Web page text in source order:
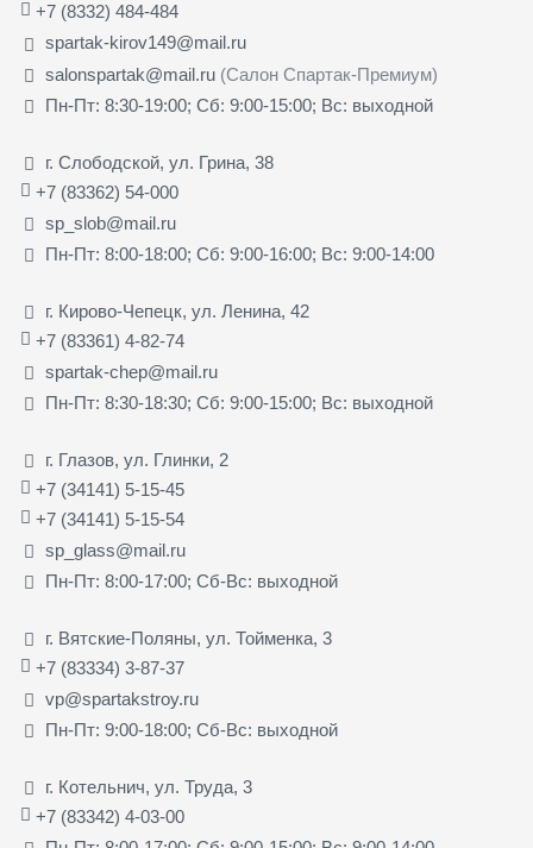
+7 (8332) 484-484
spartak-kirov149@mail.ru
salonspartak@mail.ru (Салон Спартак-Премиум)
Пн-Пт: 8:30-19:00; Сб: 9:00-15:00; Вс: выходной
г. Слободской, ул. Грина, 38
+7 (83362) 54-000
sp_slob@mail.ru
Пн-Пт: 8:00-18:00; Сб: 9:00-16:00; Вс: 9:00-14:00
г. Кирово-Чепецк, ул. Ленина, 42
+7 (83361) 4-82-74
spartak-chep@mail.ru
Пн-Пт: 8:30-18:30; Сб: 9:00-15:00; Вс: выходной
г. Глазов, ул. Глинки, 2
+7 (34141) 5-15-45
+7 (34141) 5-15-54
sp_glass@mail.ru
Пн-Пт: 8:00-17:00; Сб-Вс: выходной
г. Вятские-Поляны, ул. Тойменка, 3
+7 (83334) 3-87-37
vp@spartakstroy.ru
Пн-Пт: 9:00-18:00; Сб-Вс: выходной
г. Котельнич, ул. Труда, 3
+7 (83342) 4-03-00